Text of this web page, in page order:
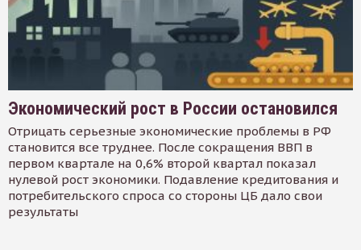
Экономический рост в России остановился
Отрицать серьезные экономические проблемы в РФ
становится все труднее. После сокращения ВВП в
первом квартале на 0,6% второй квартал показал
нулевой рост экономики. Подавление кредитования и
потребительского спроса со стороны ЦБ дало свои
результаты